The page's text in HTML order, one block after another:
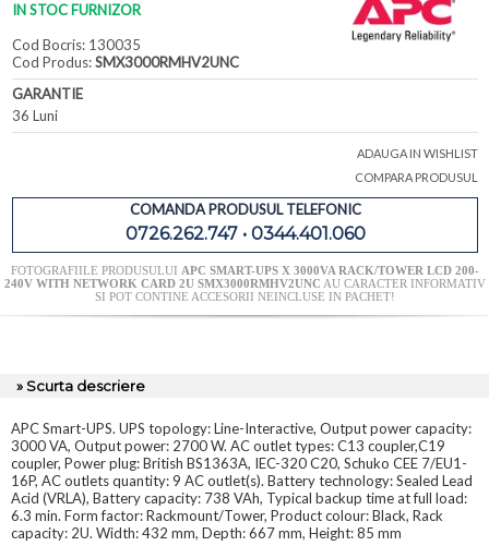
IN STOC FURNIZOR
Cod Bocris: 130035
Cod Produs:SMX3000RMHV2UNC
GARANTIE
36 Luni
ADAUGA IN WISHLIST
COMPARA PRODUSUL
COMANDA PRODUSUL TELEFONIC
0726.262.747 • 0344.401.060
FOTOGRAFIILE PRODUSULUI APC SMART-UPS X 3000VA RACK/TOWER LCD 200-
240V WITH NETWORK CARD 2U SMX3000RMHV2UNC AU CARACTER INFORMATIV
SI POT CONTINE ACCESORII NEINCLUSE IN PACHET!
» Scurta descriere
APC Smart-UPS. UPS topology: Line-Interactive, Output power capacity:
3000 VA, Output power: 2700 W. AC outlet types: C13 coupler,C19
coupler, Power plug: British BS1363A, IEC-320 C20, Schuko CEE 7/EU1-
16P, AC outlets quantity: 9 AC outlet(s). Battery technology: Sealed Lead
Acid (VRLA), Battery capacity: 738 VAh, Typical backup time at full load:
6.3 min. Form factor: Rackmount/Tower, Product colour: Black, Rack
capacity: 2U. Width: 432 mm, Depth: 667 mm, Height: 85 mm